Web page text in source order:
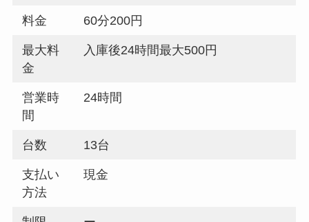
料金 60分200円
最大料
金
入庫後24時間最大500円
営業時
間
24時間
台数 13台
支払い
方法
現金